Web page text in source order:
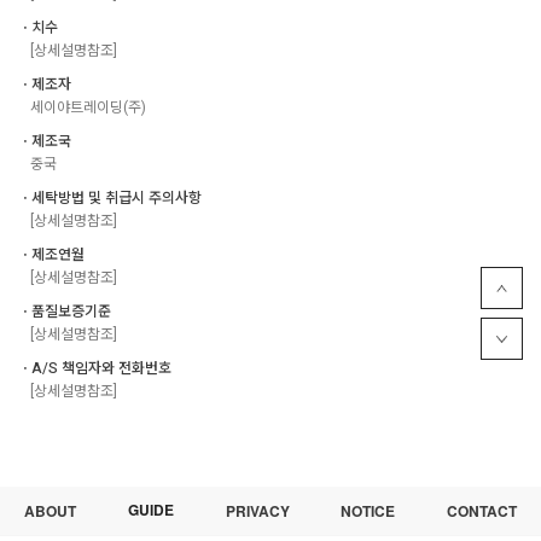
ㆍ치수
[상세설명참조]
ㆍ제조자
세이야트레이딩(주)
ㆍ제조국
중국
ㆍ세탁방법 및 취급시 주의사항
[상세설명참조]
ㆍ제조연월
[상세설명참조]
ㆍ품질보증기준
[상세설명참조]
ㆍA/S 책임자와 전화번호
[상세설명참조]
ABOUT GUIDE PRIVACY NOTICE CONTACT